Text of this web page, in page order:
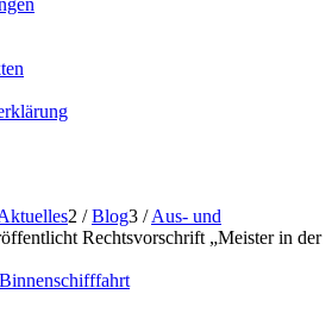
2 / Blog3 / Aus- und
Rechtsvorschrift „Meister in der
Binnenschifffahrt